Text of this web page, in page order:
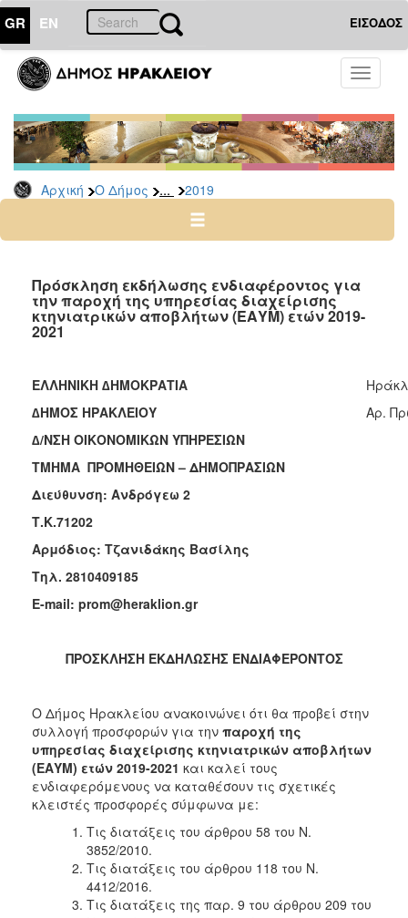
GR EN ΕΙΣΟΔΟΣ
Toggle
Αρχική Ο Δήμος ... 2019
ΔΗΜΟΣ
Διακηρύξεις
-
Δημοπρασίες
Αρχείο
2025
2023
2022
ΑΝΘΕΚΤΙΚΗ
ΠΟΛΗ
Πρόσκληση εκδήλωσης ενδιαφέροντος για
την παροχή της υπηρεσίας διαχείρισης
κτηνιατρικών αποβλήτων (ΕΑΥΜ) ετών 2019-
2021
ΕΛΛΗΝΙΚΗ ∆ΗΜΟΚΡΑΤΙΑ
∆ΗΜΟΣ ΗΡΑΚΛΕΙΟΥ
∆/ΝΣΗ ΟΙΚΟΝΟΜΙΚΩΝ ΥΠΗΡΕΣΙΩΝ
ΤΜΗΜΑ ΠΡΟΜΗΘΕΙΩΝ – ΔΗΜΟΠΡΑΣΙΩΝ
Διεύθυνση: Ανδρόγεω 2
Τ.Κ.71202
Αρμόδιος: Τζανιδάκης Βασίλης
Τηλ. 2810409185
E-mail: prom@heraklion.gr
Aρ.
ΠΡΟΣΚΛΗΣΗ ΕΚΔΗΛΩΣΗΣ ΕΝΔΙΑΦΕΡΟΝΤΟΣ
Ο Δήμος Ηρακλείου ανακοινώνει ότι θα προβεί στην
συλλογή προσφορών για την παροχή της
υπηρεσίας διαχείρισης κτηνιατρικών αποβλήτων
(ΕΑΥΜ) ετών 2019-2021 και καλεί τους
ενδιαφερόμενους να καταθέσουν τις σχετικές
κλειστές προσφορές σύμφωνα με:
Τις διατάξεις του άρθρου 58 του Ν.
3852/2010.
Τις διατάξεις του άρθρου 118 του Ν.
4412/2016.
Τις διατάξεις της παρ. 9 του άρθρου 209 του